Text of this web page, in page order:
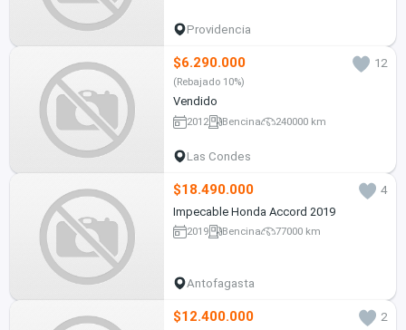
Providencia
$6.290.000 12
(Rebajado 10%)
Vendido
2012 Bencina 240000 km
Las Condes
$18.490.000
4
Impecable Honda Accord 2019
2019 Bencina 77000 km
Antofagasta
$12.400.000
2